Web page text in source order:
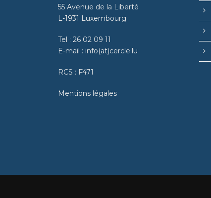
55 Avenue de la Liberté
L-1931 Luxembourg
Tel : 26 02 09 11
E-mail : info(at)cercle.lu
RCS : F471
Mentions légales